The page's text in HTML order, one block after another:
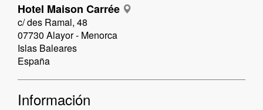
Hotel Maison Carrée
c/ des Ramal, 48
07730 Alayor - Menorca
Islas Baleares
España
Información